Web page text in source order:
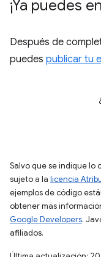
¡Ya puedes
Después de
puedes publicar tu
Salvo que se indique lo
sujeto a la licencia
ejemplos de código
obtener más
Google Developers.
afiliados.